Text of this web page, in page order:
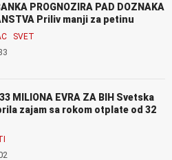
PROGNOZIRA PAD DOZNAKA
Priliv manji za petinu
SVET
33 MILIONA EVRA ZA BIH Svetska
zajam sa rokom otplate od 32